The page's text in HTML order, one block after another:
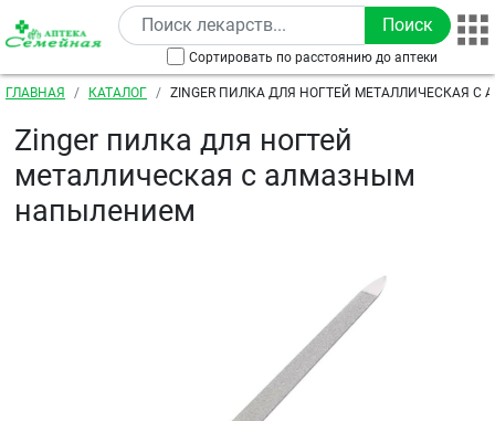
Перейти к основному содержанию
Сортировать по расстоянию до аптеки
Строка навигации
ГЛАВНАЯ КАТАЛОГ
ZINGER ПИЛКА ДЛЯ НОГТЕЙ МЕТАЛЛИЧЕСКАЯ С
Zinger пилка для ногтей
металлическая с алмазным
напылением